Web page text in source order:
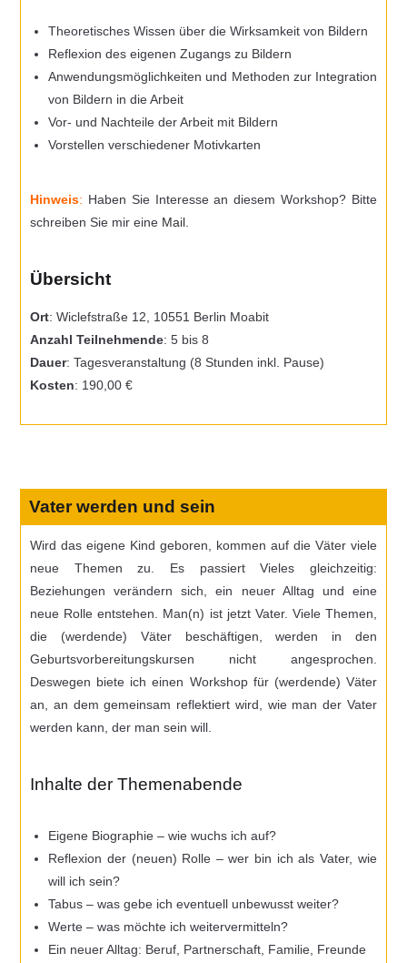
Theoretisches Wissen über die Wirksamkeit von Bildern
Reflexion des eigenen Zugangs zu Bildern
Anwendungsmöglichkeiten und Methoden zur Integration
von Bildern in die Arbeit
Vor- und Nachteile der Arbeit mit Bildern
Vorstellen verschiedener Motivkarten
Hinweis: Haben Sie Interesse an diesem Workshop? Bitte
schreiben Sie mir eine Mail
Übersicht
Ort: Wiclefstraße 12, 10551 Berlin Moabit
Anzahl Teilnehmende: 5 bis 8
Dauer: Tagesveranstaltung (8 Stunden inkl. Pause)
Kosten: 190,00 €
Vater werden und sein
Wird das eigene Kind geboren, kommen auf die Väter viele
neue Themen zu. Es passiert Vieles gleichzeitig:
Beziehungen verändern sich, ein neuer Alltag und eine
neue Rolle entstehen. Man(n) ist jetzt Vater. Viele Themen,
die (werdende) Väter beschäftigen, werden in den
Geburtsvorbereitungskursen nicht angesprochen.
Deswegen biete ich einen Workshop für (werdende) Väter
an, an dem gemeinsam reflektiert wird, wie man der Vater
werden kann, der man sein will.
Inhalte der Themenabende
Eigene Biographie – wie wuchs ich auf?
Reflexion der (neuen) Rolle – wer bin ich als Vater, wie
will ich sein?
Tabus – was gebe ich eventuell unbewusst weiter?
Werte – was möchte ich weitervermitteln?
Ein neuer Alltag: Beruf, Partnerschaft, Familie, Freunde